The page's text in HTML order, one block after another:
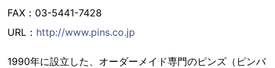
FAX：03-5441-7428
URL： http://www.pins.co.jp
1990年に設立した、オーダーメイド専門のピンズ（ピンバ